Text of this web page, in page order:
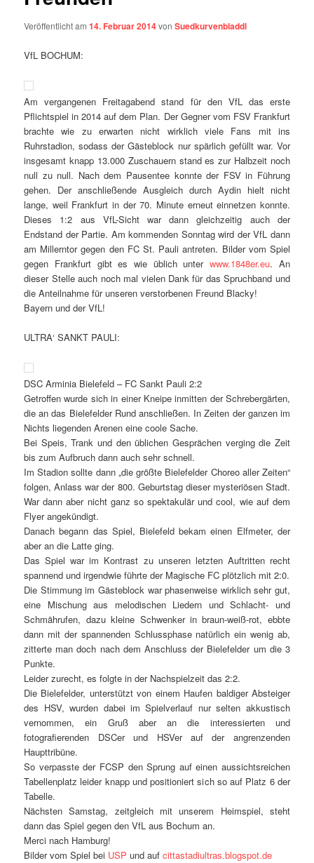
Veröffentlicht am14. Februar 2014vonSuedkurvenbladdl
VfL BOCHUM:
Am vergangenen Freitagabend stand für den VfL das erste
Pflichtspiel in 2014 auf dem Plan. Der Gegner vom FSV Frankfurt
brachte wie zu erwarten nicht wirklich viele Fans mit ins
Ruhrstadion, sodass der Gästeblock nur spärlich gefüllt war. Vor
insgesamt knapp 13.000 Zuschauern stand es zur Halbzeit noch
null zu null. Nach dem Pausentee konnte der FSV in Führung
gehen. Der anschließende Ausgleich durch Aydin hielt nicht
lange, weil Frankfurt in der 70. Minute erneut einnetzen konnte.
Dieses 1:2 aus VfL-Sicht war dann gleichzeitig auch der
Endstand der Partie. Am kommenden Sonntag wird der VfL dann
am Millerntor gegen den FC St. Pauli antreten. Bilder vom Spiel
gegen Frankfurt gibt es wie üblich unterwww.1848er.eu. An
dieser Stelle auch noch mal vielen Dank für das Spruchband und
die Anteilnahme für unseren verstorbenen Freund Blacky!
Bayern und der VfL!
ULTRA‘ SANKT PAULI:
DSC Arminia Bielefeld – FC Sankt Pauli 2:2
Getroffen wurde sich in einer Kneipe inmitten der Schrebergärten,
die an das Bielefelder Rund anschließen. In Zeiten der ganzen im
Nichts liegenden Arenen eine coole Sache.
Bei Speis, Trank und den üblichen Gesprächen verging die Zeit
bis zum Aufbruch dann auch sehr schnell.
Im Stadion sollte dann „die größte Bielefelder Choreo aller Zeiten“
folgen, Anlass war der 800. Geburtstag dieser mysteriösen Stadt.
War dann aber nicht ganz so spektakulär und cool, wie auf dem
Flyer angekündigt.
Danach begann das Spiel, Bielefeld bekam einen Elfmeter, der
aber an die Latte ging.
Das Spiel war im Kontrast zu unseren letzten Auftritten recht
spannend und irgendwie führte der Magische FC plötzlich mit 2:0.
Die Stimmung im Gästeblock war phasenweise wirklich sehr gut,
eine Mischung aus melodischen Liedern und Schlacht- und
Schmährufen, dazu kleine Schwenker in braun-weiß-rot, ebbte
dann mit der spannenden Schlussphase natürlich ein wenig ab,
zitterte man doch nach dem Anschluss der Bielefelder um die 3
Punkte.
Leider zurecht, es folgte in der Nachspielzeit das 2:2.
Die Bielefelder, unterstützt von einem Haufen baldiger Absteiger
des HSV, wurden dabei im Spielverlauf nur selten akkustisch
vernommen, ein Gruß aber an die interessierten und
fotografierenden DSCer und HSVer auf der angrenzenden
Haupttribüne.
So verpasste der FCSP den Sprung auf einen aussichtsreichen
Tabellenplatz leider knapp und positioniert sich so auf Platz 6 der
Tabelle.
Nächsten Samstag, zeitgleich mit unserem Heimspiel, steht
dann das Spiel gegen den VfL aus Bochum an.
Merci nach Hamburg!
Bilder vom Spiel bei USP und aufcittastadiultras.blogspot.de